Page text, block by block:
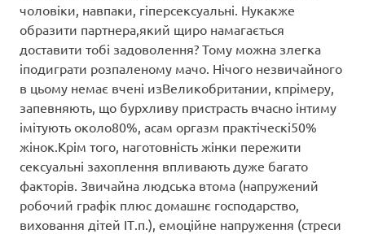
чоловіки, навпаки, гіперсексуальні. Нукакже
образити партнера,який щиро намагається
доставити тобі задоволення? Тому можна злегка
іподиграти розпаленому мачо. Нічого незвичайного
в цьому немає вчені изВеликобритании, кпрімеру,
запевняють, що бурхливу пристрасть вчасно інтиму
імітують около80%, асам оргазм практіческі50%
жінок.Крім того, наготовність жінки пережити
сексуальні захоплення впливають дуже багато
факторів. Звичайна людська втома (напружений
робочий графік плюс домашнє господарство,
виховання дітей ІТ.п.), емоційне напруження (стреси